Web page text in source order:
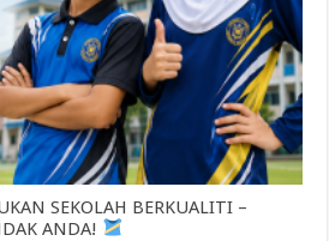
SEKOLAH BERKUALITI –
ANDA!